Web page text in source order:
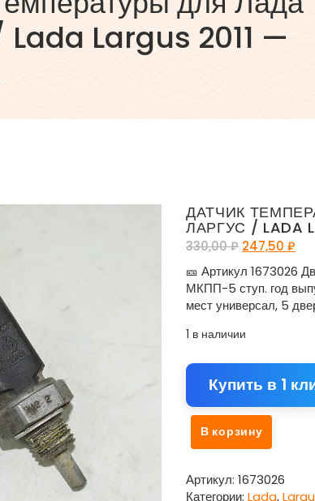
Lada Largus 2011 —
ДАТЧИК
ЛАРГУС / LADA
330,00₽ 247,50 ₽
🎫 Артикул 1673026
МКПП-5 ступ. год
мест универсал, 5
1 в наличии
Купить в 1
Количество
товара
температуры
для
В корзину
Артикул: 1673026
Категории: Lada,